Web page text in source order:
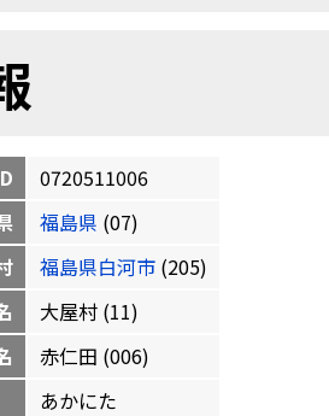
0720511006
福島県 (07)
福島県白河市 (205)
大屋村 (11)
赤仁田 (006)
あかにた